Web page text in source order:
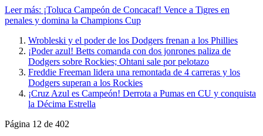
Leer más: ¡Toluca Campeón de Concacaf! Vence a Tigres en
penales y domina la Champions Cup
Wrobleski y el poder de los Dodgers frenan a los Phillies
¡Poder azul! Betts comanda con dos jonrones paliza de
Dodgers sobre Rockies; Ohtani sale por pelotazo
Freddie Freeman lidera una remontada de 4 carreras y los
Dodgers superan a los Rockies
¡Cruz Azul es Campeón! Derrota a Pumas en CU y conquista
la Décima Estrella
Página 12 de 402